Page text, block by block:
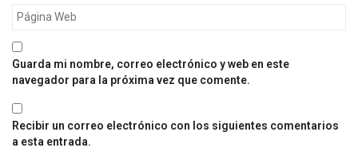
Guarda mi nombre, correo electrónico y web en este
navegador para la próxima vez que comente.
Recibir un correo electrónico con los siguientes comentarios
a esta entrada.